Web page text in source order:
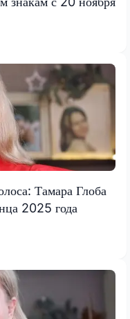
Тамара Глоба
2025 года